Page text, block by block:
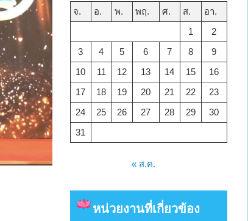
จ.
อ. พ. พฤ. ศ. ส.
อา.
1
2
3
4 5 6 7 8
9
10
11 12 13 14 15
16
17
18 19 20 21 22
23
24
25 26 27 28 29
30
31
« ส.ค.
หน่วยงานที่เกี่ยวข้อง